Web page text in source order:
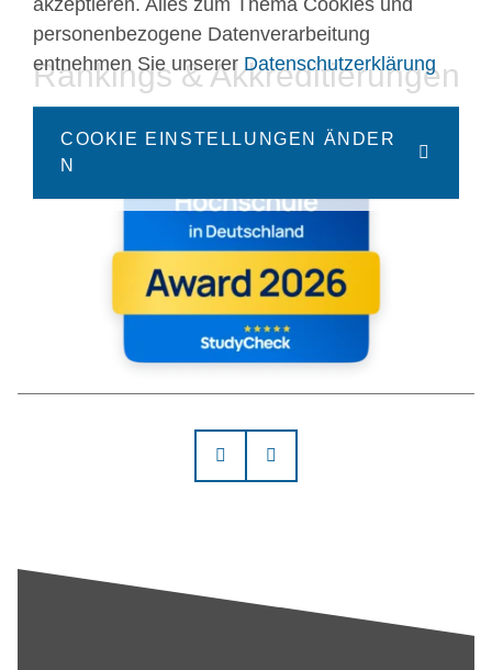
personenbezogene Datenverarbeitung
entnehmen Sie unserer Datenschutzerklärung
COOKIE EINSTELLUNGEN ÄNDER
N
Rankings & Akkreditierungen